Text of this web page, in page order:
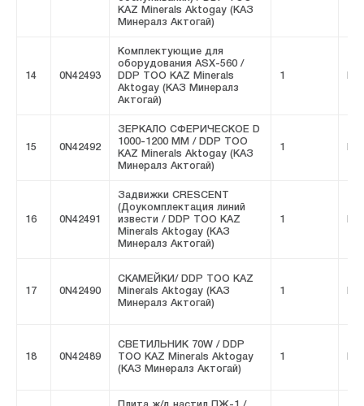
KAZ Minerals Aktogay (КАЗ
Минералз Актогай)
14 0N42493
Комплектующие для
оборудования ASX-560 /
DDP ТОО KAZ Minerals
Aktogay (КАЗ Минералз
Актогай)
1
15 0N42492
ЗЕРКАЛО СФЕРИЧЕСКОЕ D
1000-1200 MM / DDP ТОО
KAZ Minerals Aktogay (КАЗ
Минералз Актогай)
1
16 0N42491
Задвижки CRESCENT
(Доукомплектация линий
извести / DDP ТОО KAZ
Minerals Aktogay (КАЗ
Минералз Актогай)
1
17 0N42490
СКАМЕЙКИ/ DDP ТОО KAZ
Minerals Aktogay (КАЗ
Минералз Актогай)
1
18 0N42489
СВЕТИЛЬНИК 70W / DDP
ТОО KAZ Minerals Aktogay
(КАЗ Минералз Актогай)
1